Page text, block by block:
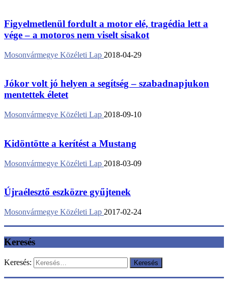
Figyelmetlenül fordult a motor elé, tragédia lett a
vége – a motoros nem viselt sisakot
Mosonvármegye Közéleti Lap 2018-04-29
Jókor volt jó helyen a segítség – szabadnapjukon
mentettek életet
Mosonvármegye Közéleti Lap 2018-09-10
Kidöntötte a kerítést a Mustang
Mosonvármegye Közéleti Lap 2018-03-09
Újraélesztő eszközre gyűjtenek
Mosonvármegye Közéleti Lap 2017-02-24
Keresés
Keresés: